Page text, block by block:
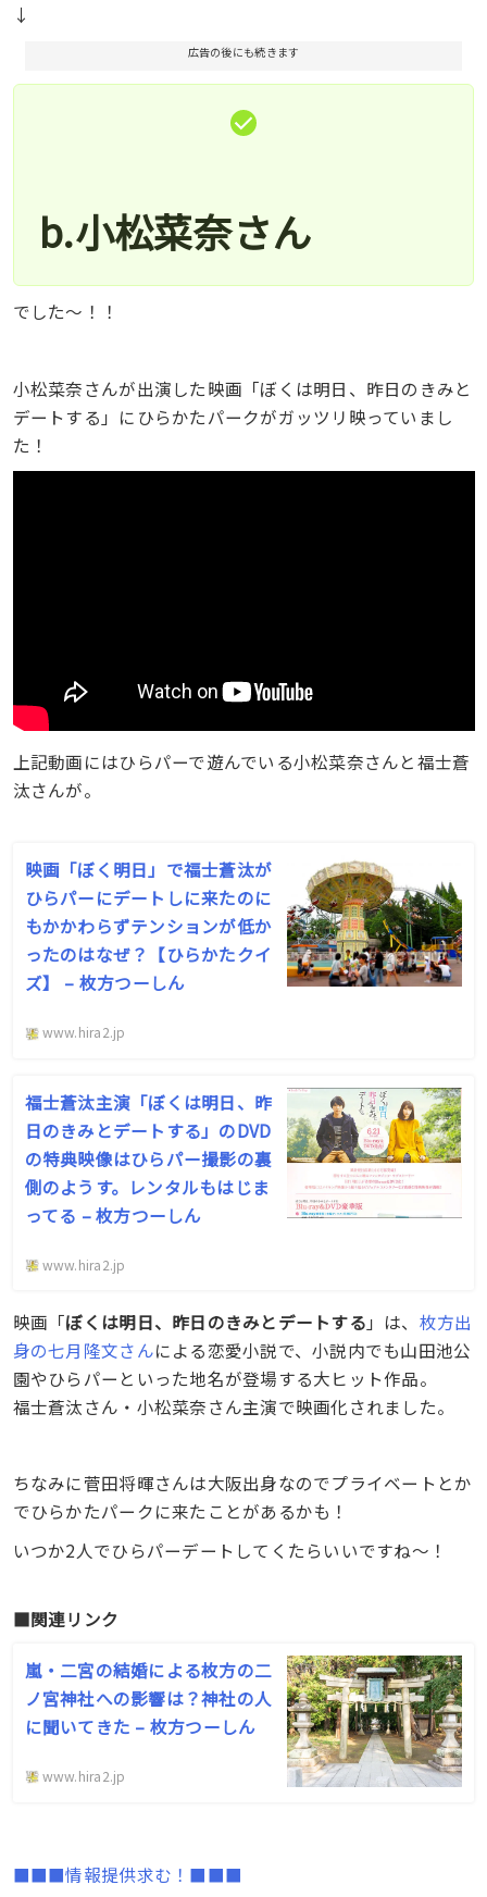
↓
広告の後にも続きます
b.小松菜奈さん
でした〜！！
小松菜奈さんが出演した映画「ぼくは明日、昨日のきみと
デートする」にひらかたパークがガッツリ映っていまし
た！
上記動画にはひらパーで遊んでいる小松菜奈さんと福士蒼
汰さんが。
映画「ぼく明日」で福士蒼汰が
ひらパーにデートしに来たのに
もかかわらずテンションが低か
ったのはなぜ？【ひらかたクイ
ズ】 – 枚方つーしん
www.hira2.jp
福士蒼汰主演「ぼくは明日、昨
日のきみとデートする」のDVD
の特典映像はひらパー撮影の裏
側のようす。レンタルもはじま
ってる – 枚方つーしん
www.hira2.jp
映画「ぼくは明日、昨日のきみとデートする 」は、 枚方出
身の七月隆文さんによる恋愛小説で、小説内でも山田池公
園やひらパーといった地名が登場する大ヒット作品。
福士蒼汰さん・小松菜奈さん主演で映画化されました。
ちなみに菅田将暉さんは大阪出身なのでプライベートとか
でひらかたパークに来たことがあるかも！
いつか2人でひらパーデートしてくたらいいですね〜！
■関連リンク
嵐・二宮の結婚による枚方の二
ノ宮神社への影響は？神社の人
に聞いてきた – 枚方つーしん
www.hira2.jp
■■■情報提供求む！■■■